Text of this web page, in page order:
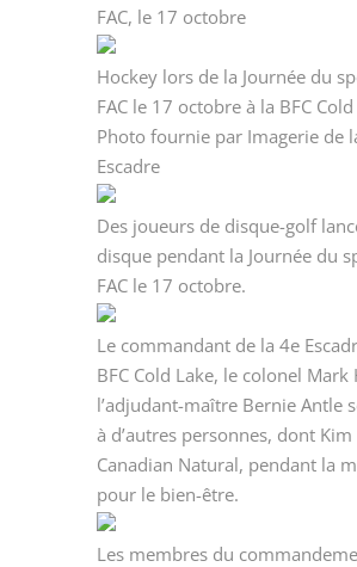
FAC, le 17 octobre
Hockey lors de la Journée du
FAC le 17 octobre à la BFC
Photo fournie par Imagerie de
Escadre
Des joueurs de disque-golf
disque pendant la Journée du
FAC le 17 octobre.
Le commandant de la 4e
BFC Cold Lake, le colonel Mark
l’adjudant-maître Bernie Antle
à d’autres personnes, dont
Canadian Natural, pendant la
pour le bien-être.
Les membres du